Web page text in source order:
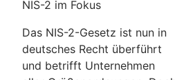
NIS-2 im Fokus
Das NIS-2-Gesetz ist nun in
deutsches Recht überführt
und betrifft Unternehmen